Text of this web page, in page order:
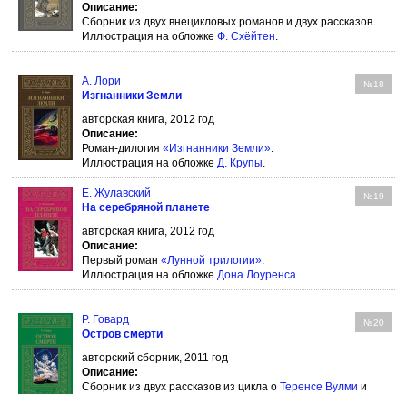
Описание:
Сборник из двух внецикловых романов и двух рассказов.
Иллюстрация на обложке Ф. Схёйтен.
А. Лори №18
Изгнанники Земли
авторская книга, 2012 год
Описание:
Роман-дилогия «Изгнанники Земли».
Иллюстрация на обложке Д. Крупы.
Е. Жулавский №19
На серебряной планете
авторская книга, 2012 год
Описание:
Первый роман «Лунной трилогии».
Иллюстрация на обложке Дона Лоуренса.
Р. Говард №20
Остров смерти
авторский сборник, 2011 год
Описание:
Сборник из двух рассказов из цикла о Теренсе Вулми и